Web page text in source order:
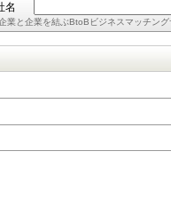
名
業と企業を結ぶBtoBビジネスマッチン